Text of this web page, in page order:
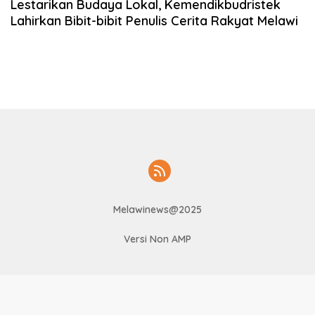
Lestarikan Budaya Lokal, Kemendikbudristek
Lahirkan Bibit-bibit Penulis Cerita Rakyat Melawi
Melawinews@2025
Versi Non AMP